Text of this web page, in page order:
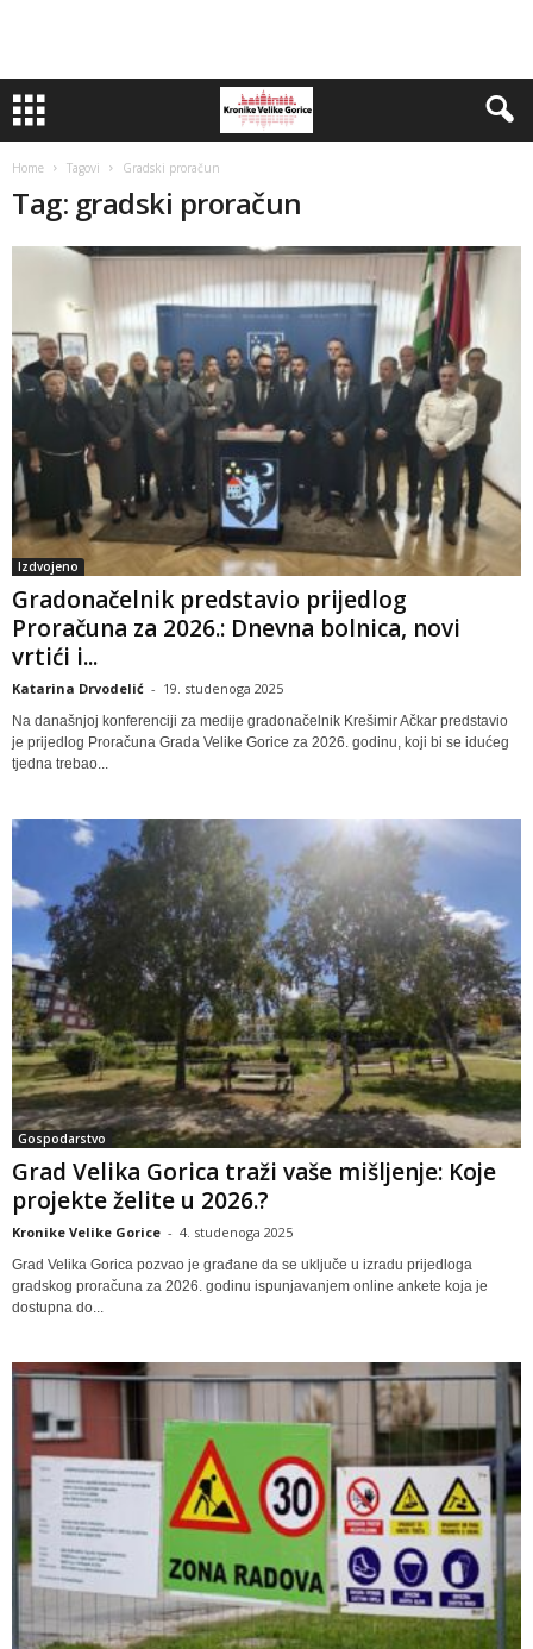
Home Tagovi Gradski proračun
Tag: gradski proračun
Izdvojeno
Gradonačelnik predstavio prijedlog
Proračuna za 2026.: Dnevna bolnica, novi
vrtići i...
Katarina Drvodelić - 19. studenoga 2025
Na današnjoj konferenciji za medije gradonačelnik Krešimir Ačkar predstavio
je prijedlog Proračuna Grada Velike Gorice za 2026. godinu, koji bi se idućeg
tjedna trebao...
Gospodarstvo
Grad Velika Gorica traži vaše mišljenje: Koje
projekte želite u 2026.?
Kronike Velike Gorice - 4. studenoga 2025
Grad Velika Gorica pozvao je građane da se uključe u izradu prijedloga
gradskog proračuna za 2026. godinu ispunjavanjem online ankete koja je
dostupna do...